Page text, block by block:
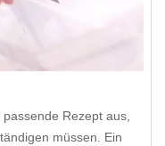
Rezept aus,
müssen. Ein